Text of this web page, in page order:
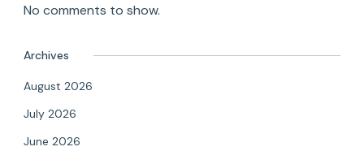
No comments to show.
Archives
August 2026
July 2026
June 2026